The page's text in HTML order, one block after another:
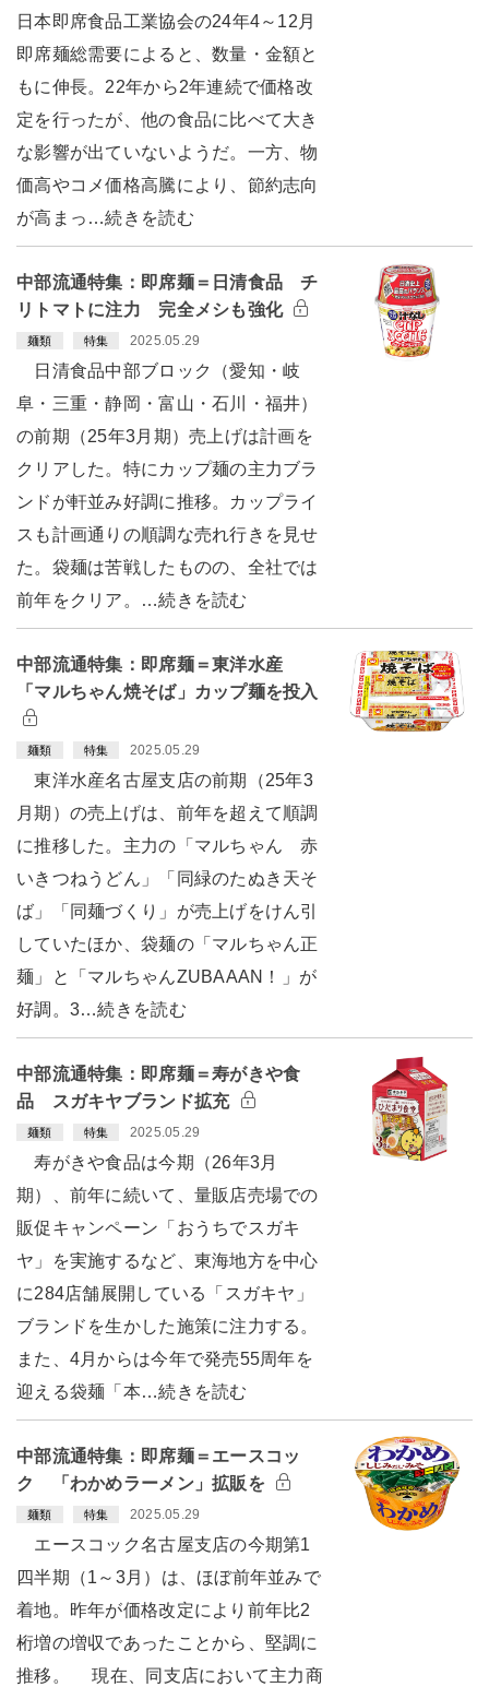
日本即席食品工業協会の24年4～12月
即席麺総需要によると、数量・金額と
もに伸長。22年から2年連続で価格改
定を行ったが、他の食品に比べて大き
な影響が出ていないようだ。一方、物
価高やコメ価格高騰により、節約志向
が高まっ…続きを読む
中部流通特集：即席麺＝日清食品 チ
リトマトに注力 完全メシも強化
麺類 特集 2025.05.29
日清食品中部ブロック（愛知・岐
阜・三重・静岡・富山・石川・福井）
の前期（25年3月期）売上げは計画を
クリアした。特にカップ麺の主力ブラ
ンドが軒並み好調に推移。カップライ
スも計画通りの順調な売れ行きを見せ
た。袋麺は苦戦したものの、全社では
前年をクリア。…続きを読む
中部流通特集：即席麺＝東洋水産
「マルちゃん焼そば」カップ麺を投入
麺類 特集 2025.05.29
東洋水産名古屋支店の前期（25年3
月期）の売上げは、前年を超えて順調
に推移した。主力の「マルちゃん 赤
いきつねうどん」「同緑のたぬき天そ
ば」「同麺づくり」が売上げをけん引
していたほか、袋麺の「マルちゃん正
麺」と「マルちゃんZUBAAAN！」が
好調。3…続きを読む
中部流通特集：即席麺＝寿がきや食
品 スガキヤブランド拡充
麺類 特集 2025.05.29
寿がきや食品は今期（26年3月
期）、前年に続いて、量販店売場での
販促キャンペーン「おうちでスガキ
ヤ」を実施するなど、東海地方を中心
に284店舗展開している「スガキヤ」
ブランドを生かした施策に注力する。
また、4月からは今年で発売55周年を
迎える袋麺「本…続きを読む
中部流通特集：即席麺＝エースコッ
ク 「わかめラーメン」拡販を
麺類 特集 2025.05.29
エースコック名古屋支店の今期第1
四半期（1～3月）は、ほぼ前年並みで
着地。昨年が価格改定により前年比2
桁増の増収であったことから、堅調に
推移。 現在、同支店において主力商